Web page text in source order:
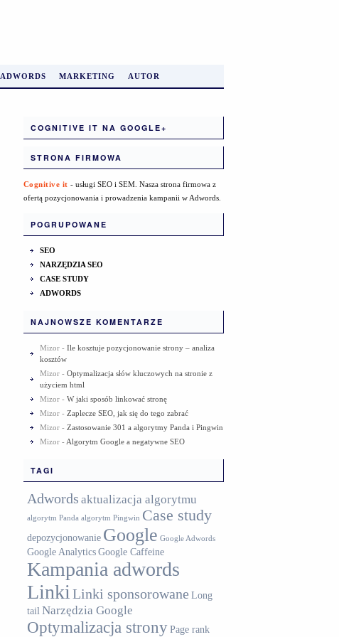
ADWORDS MARKETING AUTOR
COGNITIVE IT NA GOOGLE+
STRONA FIRMOWA
Cognitive it - usługi SEO i SEM. Nasza strona firmowa z
ofertą pozycjonowania i prowadzenia kampanii w Adwords.
POGRUPOWANE
SEO
NARZĘDZIA SEO
CASE STUDY
ADWORDS
NAJNOWSZE KOMENTARZE
Mizor- Ile kosztuje pozycjonowanie strony – analiza
kosztów
Mizor- Optymalizacja słów kluczowych na stronie z
użyciem html
Mizor- W jaki sposób linkować stronę
Mizor- Zaplecze SEO, jak się do tego zabrać
Mizor- Zastosowanie 301 a algorytmy Panda i Pingwin
Mizor- Algorytm Google a negatywne SEO
TAGI
Adwords aktualizacja algorytmu
algorytm Panda algorytm Pingwin Case study
depozycjonowanie Google Google Adwords
Google AnalyticsGoogle Caffeine
Kampania adwords
Linki Linki sponsorowane Long
tail Narzędzia Google
Optymalizacja stronyPage rank